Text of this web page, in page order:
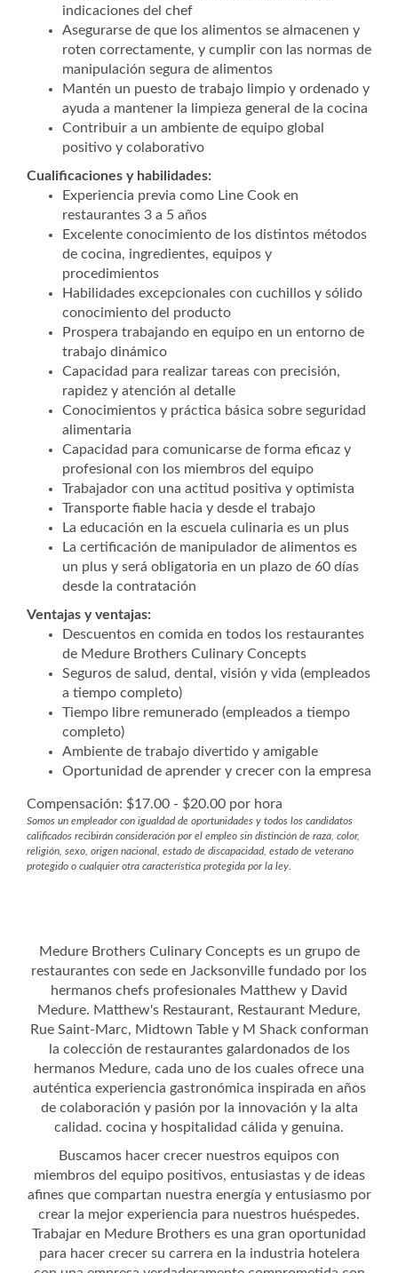
indicaciones del chef
Asegurarse de que los alimentos se almacenen y
roten correctamente, y cumplir con las normas de
manipulación segura de alimentos
Mantén un puesto de trabajo limpio y ordenado y
ayuda a mantener la limpieza general de la cocina
Contribuir a un ambiente de equipo global
positivo y colaborativo
Cualificaciones y habilidades:
Experiencia previa como Line Cook en
restaurantes 3 a 5 años
Excelente conocimiento de los distintos métodos
de cocina, ingredientes, equipos y
procedimientos
Habilidades excepcionales con cuchillos y sólido
conocimiento del producto
Prospera trabajando en equipo en un entorno de
trabajo dinámico
Capacidad para realizar tareas con precisión,
rapidez y atención al detalle
Conocimientos y práctica básica sobre seguridad
alimentaria
Capacidad para comunicarse de forma eficaz y
profesional con los miembros del equipo
Trabajador con una actitud positiva y optimista
Transporte fiable hacia y desde el trabajo
La educación en la escuela culinaria es un plus
La certificación de manipulador de alimentos es
un plus y será obligatoria en un plazo de 60 días
desde la contratación
Ventajas y ventajas:
Descuentos en comida en todos los restaurantes
de Medure Brothers Culinary Concepts
Seguros de salud, dental, visión y vida (empleados
a tiempo completo)
Tiempo libre remunerado (empleados a tiempo
completo)
Ambiente de trabajo divertido y amigable
Oportunidad de aprender y crecer con la empresa
Compensación: $17.00 - $20.00 por hora
Somos un empleador con igualdad de oportunidades y todos los candidatos
calificados recibirán consideración por el empleo sin distinción de raza, color,
religión, sexo, origen nacional, estado de discapacidad, estado de veterano
protegido o cualquier otra característica protegida por la ley.
Medure Brothers Culinary Concepts es un grupo de
restaurantes con sede en Jacksonville fundado por los
hermanos chefs profesionales Matthew y David
Medure. Matthew's Restaurant, Restaurant Medure,
Rue Saint-Marc, Midtown Table y M Shack conforman
la colección de restaurantes galardonados de los
hermanos Medure, cada uno de los cuales ofrece una
auténtica experiencia gastronómica inspirada en años
de colaboración y pasión por la innovación y la alta
calidad. cocina y hospitalidad cálida y genuina.
Buscamos hacer crecer nuestros equipos con
miembros del equipo positivos, entusiastas y de ideas
afines que compartan nuestra energía y entusiasmo por
crear la mejor experiencia para nuestros huéspedes.
Trabajar en Medure Brothers es una gran oportunidad
para hacer crecer su carrera en la industria hotelera